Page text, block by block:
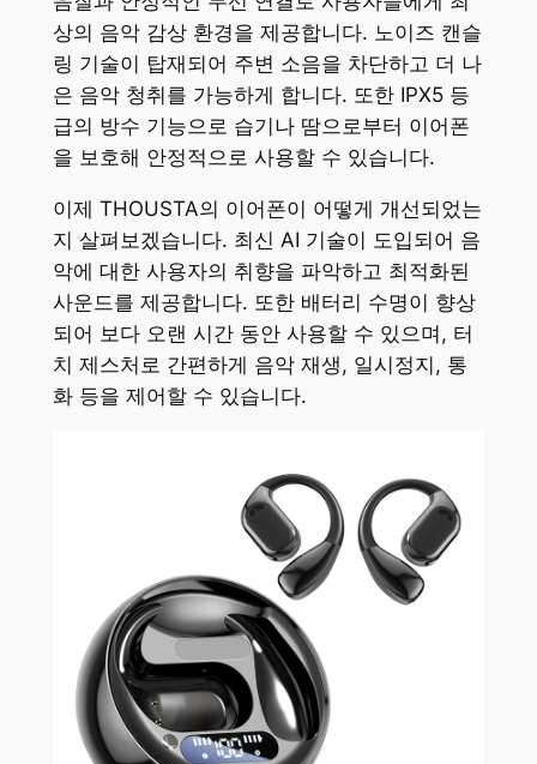
상의 음악 감상 환경을 제공합니다. 노이즈 캔슬
링 기술이 탑재되어 주변 소음을 차단하고 더 나
은 음악 청취를 가능하게 합니다. 또한 IPX5 등
급의 방수 기능으로 습기나 땀으로부터 이어폰
을 보호해 안정적으로 사용할 수 있습니다.
이제 THOUSTA의 이어폰이 어떻게 개선되었는
지 살펴보겠습니다. 최신 AI 기술이 도입되어 음
악에 대한 사용자의 취향을 파악하고 최적화된
사운드를 제공합니다. 또한 배터리 수명이 향상
되어 보다 오랜 시간 동안 사용할 수 있으며, 터
치 제스처로 간편하게 음악 재생, 일시정지, 통
화 등을 제어할 수 있습니다.